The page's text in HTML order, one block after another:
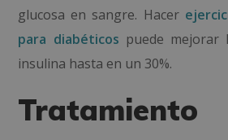
glucosa en sangre. Hacer
para diabéticos puede mejorar
insulina hasta en un 30%.
Tratamiento